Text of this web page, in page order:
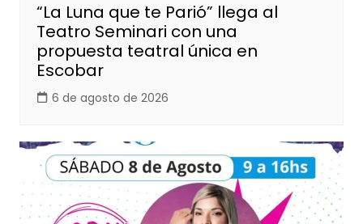
“La Luna que te Parió” llega al
Teatro Seminari con una
propuesta teatral única en
Escobar
6 de agosto de 2026